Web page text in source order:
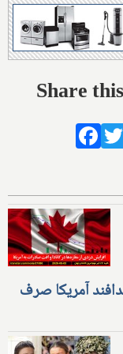
موشک‌های دوربرد و ۸۰% پدافند آمریکا صرف